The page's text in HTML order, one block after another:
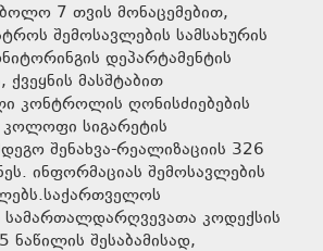
7 თვის მონაცემებით,
შემოსავლების სამსახურის
დეპარტამენტის
მასშტაბით
კონტროლის ღონისძიებების
სიგარეტის
შენახვა-რეალიზაციის 326
ინფორმაციას შემოსავლების
კოდექსის
ნაწილის შესაბამისად,